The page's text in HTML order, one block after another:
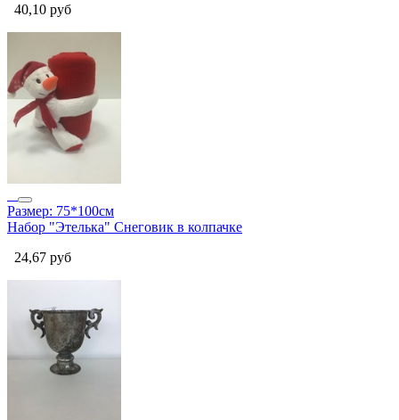
40,10 руб
Размер: 75*100см
Набор "Этелька" Снеговик в колпачке
24,67 руб